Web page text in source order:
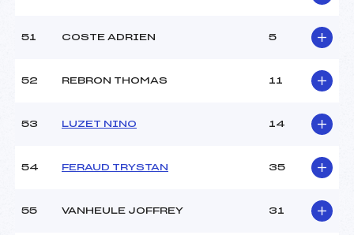
51 COSTE ADRIEN 5
52 REBRON THOMAS 11
53 LUZET NINO 14
54 FERAUD TRYSTAN 35
55 VANHEULE JOFFREY 31